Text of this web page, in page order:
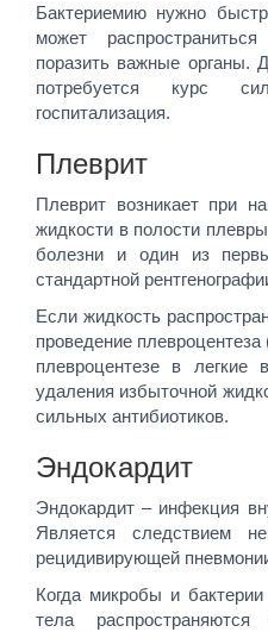
Бактериемию нужно
может
поразить важные органы.
потребуется курс
госпитализация.
Плеврит
Плеврит возникает при
жидкости в полости
болезни и один из
стандартной
Если жидкость
проведение
плевроцентезе в легкие
удаления избыточной
сильных антибиотиков.
Эндокардит
Эндокардит – инфекция
Является следствием
рецидивирующей
Когда микробы и
тела